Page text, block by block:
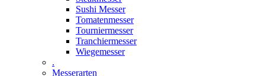
Sushi Messer
Tomatenmesser
Tourniermesser
Tranchiermesser
Wiegemesser
.
Messerarten